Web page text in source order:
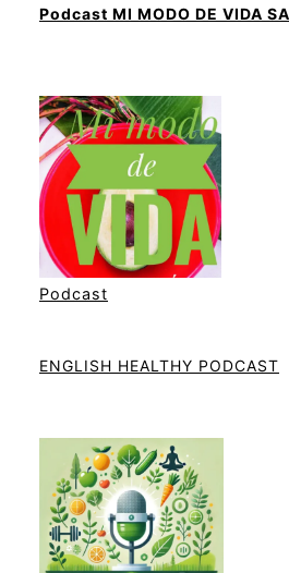
Podcast MI MODO DE VIDA
Podcast
ENGLISH HEALTHY PODCAST